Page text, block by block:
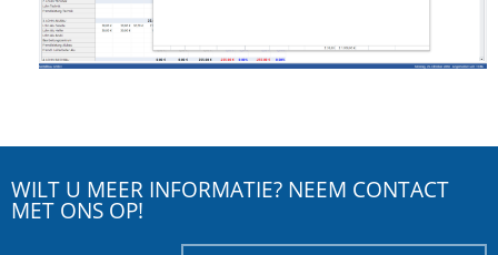
WILT U MEER INFORMATIE? NEEM CONTACT
MET ONS OP!